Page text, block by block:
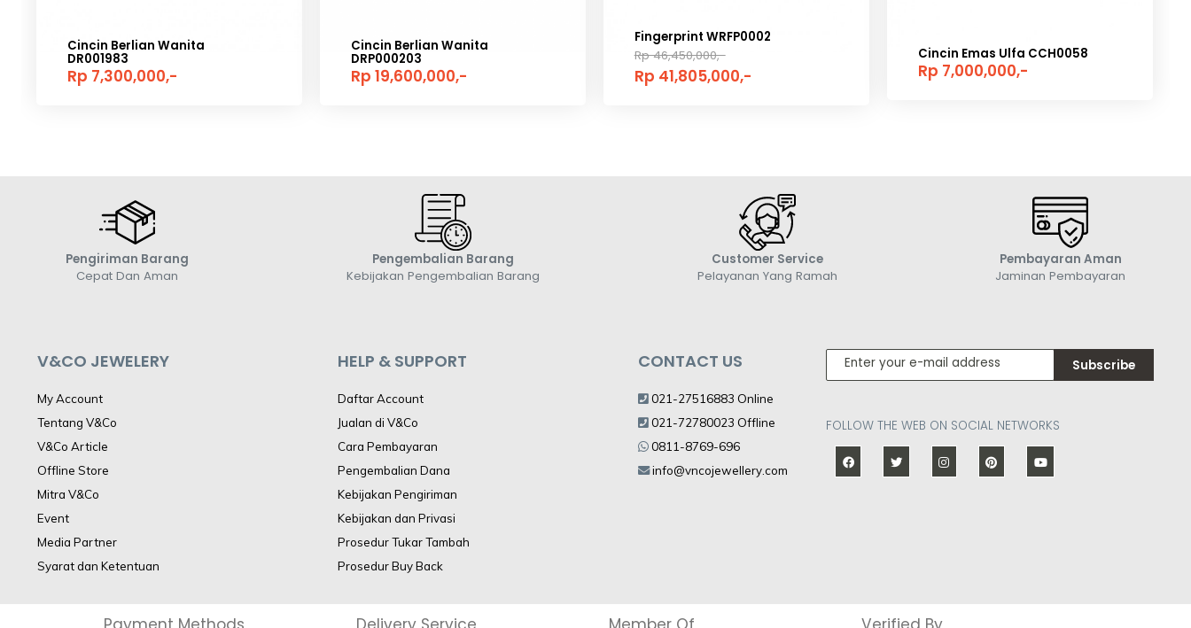
Cincin Berlian Wanita
DR001983
Rp 7,300,000,-
Cincin Berlian Wanita
DRP000203
Rp 19,600,000,-
Fingerprint WRFP0002
Rp 46,450,000,-
Rp 41,805,000,-
Cincin Emas Ulfa CCH0058
Rp 7,000,000,-
Pengiriman Barang
Cepat Dan Aman
Pengembalian Barang
Kebijakan Pengembalian Barang
Customer Service
Pelayanan Yang Ramah
Pembayaran Aman
Jaminan Pembayaran
V&CO JEWELERY
My Account
Tentang V&Co
V&Co Article
Offline Store
Mitra V&Co
Event
Media Partner
Syarat dan Ketentuan
HELP & SUPPORT
Daftar Account
Jualan di V&Co
Cara Pembayaran
Pengembalian Dana
Kebijakan Pengiriman
Kebijakan dan Privasi
Prosedur Tukar Tambah
Prosedur Buy Back
CONTACT US
021-27516883 Online
021-72780023 Offline
0811-8769-696
info@vncojewellery.com
Subscribe
FOLLOW THE WEB ON SOCIAL NETWORKS